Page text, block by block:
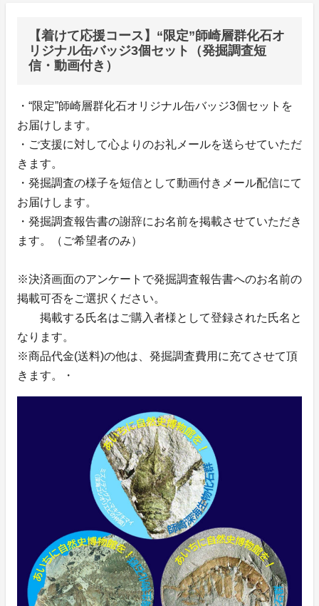
【着けて応援コース】“限定”師崎層群化石オ
リジナル缶バッジ3個セット（発掘調査短
信・動画付き）
・“限定”師崎層群化石オリジナル缶バッジ3個セットを
お届けします。
・ご支援に対して心よりのお礼メールを送らせていただ
きます。
・発掘調査の様子を短信として動画付きメール配信にて
お届けします。
・発掘調査報告書の謝辞にお名前を掲載させていただき
ます。（ご希望者のみ）
※決済画面のアンケートで発掘調査報告書へのお名前の
掲載可否をご選択ください。
掲載する氏名はご購入者様として登録された氏名と
なります。
※商品代金(送料)の他は、発掘調査費用に充てさせて頂
きます。・